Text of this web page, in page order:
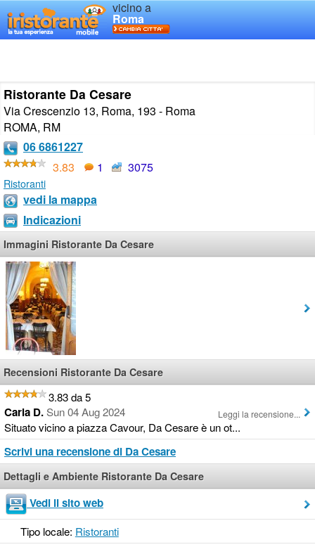
vicino a
Roma
Ristorante Da Cesare
Via Crescenzio 13, Roma, 193 - Roma
ROMA, RM
06 6861227
3.83
1 3075
Ristoranti
vedi la mappa
Indicazioni
Immagini Ristorante Da Cesare
Recensioni Ristorante Da Cesare
3.83 da 5
Carla D.Sun 04 Aug 2024
Situato vicino a piazza Cavour, Da Cesare è un ot...
Leggi la recensione...
Scrivi una recensione di Da Cesare
Dettagli e Ambiente Ristorante Da Cesare
Vedi il sito web
Tipo locale: Ristoranti